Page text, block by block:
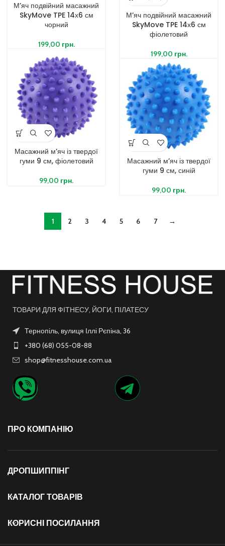
М’яч подвійний масажний
SkyMove TPE 14х6 см
чорний
199,00 грн.
М’яч подвійний масажний
SkyMove TPE 14х6 см
фіолетовий
199,00 грн.
Масажний м’яч із твердої
гуми 9 см, фіолетовий
99,00 грн.
Масажний м’яч із твердої
гуми 9 см, синій
99,00 грн.
1 2 3 4 5 6 7 →
ТОВАРИ ДЛЯ ФІТНЕСУ, ЙОГИ, ПІЛАТЕСУ
Тернопіль, вулиця Іллі Рєпіна, 36
+380 (68) 055-08-88
shop@fitnesshouse.com.ua
ПРО КОМПАНІЮ
ДРОПШИППІНГ
КАТАЛОГ ТОВАРІВ
КОРИСНІ ПОСИЛАННЯ